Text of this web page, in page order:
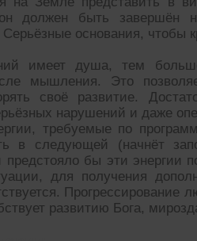
должен быть завершён
Серьёзные основания, чтобы
имеет душа, тем
мышления. Это
своё развитие.
нарушений и даже
требуемые по
в следующей (начнёт
предстояло бы эти энергии
для получения
Прогрессирование
развитию Бога,